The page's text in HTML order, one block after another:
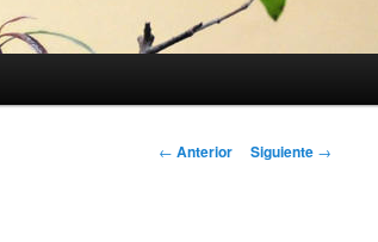
Navegación
← Anterior Siguiente →